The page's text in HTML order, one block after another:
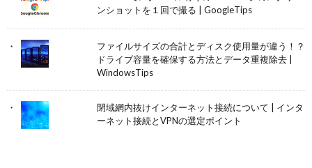
ンショットを１回で撮る | GoogleTips
ファイルサイズの合計とディスク使用量が違う！？
ドライブ容量を確保する方法とデータ重複除去 |
WindowsTips
閉域網内抜けインターネット接続について | インタ
ーネット接続とVPNの選定ポイント